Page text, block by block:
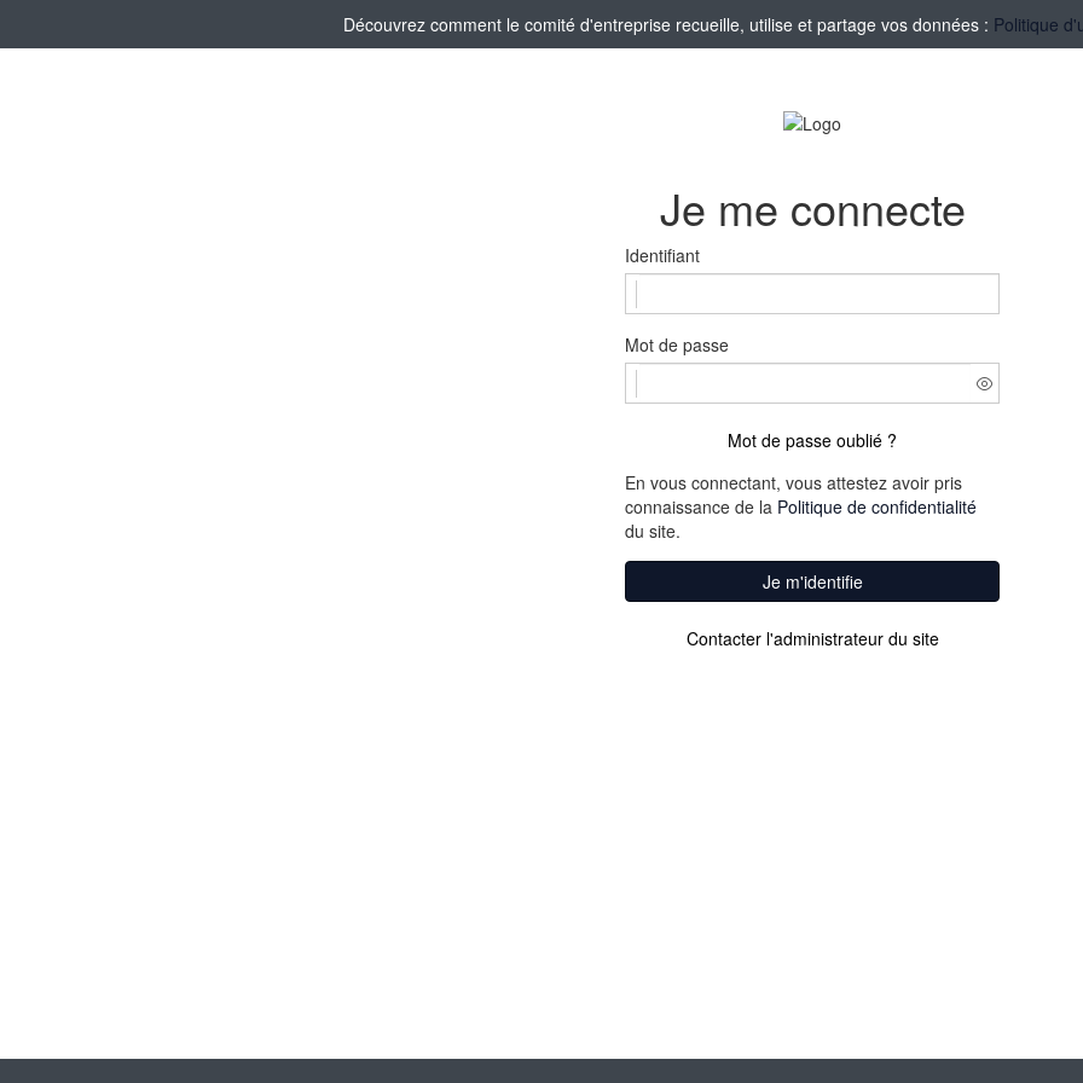
Découvrez comment le comité d'entreprise recueille, utilise et partage vos données : Politique
Je me connecte
Identifiant
Mot de passe
Mot de passe oublié ?
En vous connectant, vous attestez avoir pris
connaissance de la Politique de confidentialité
du site.
Je m'identifie
Contacter l'administrateur du site